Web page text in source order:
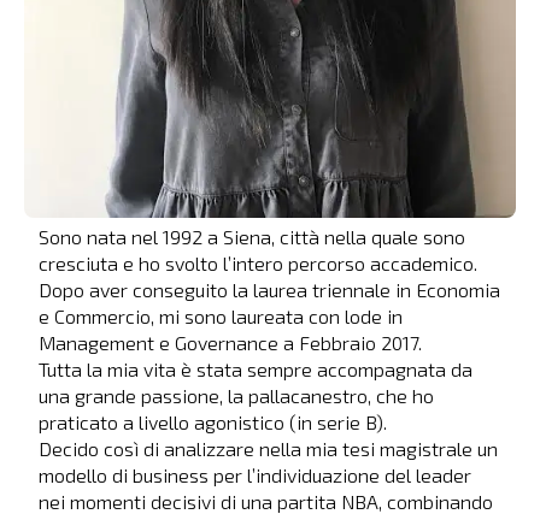
Sono nata nel 1992 a Siena, città nella quale sono
cresciuta e ho svolto l’intero percorso accademico.
Dopo aver conseguito la laurea triennale in Economia
e Commercio, mi sono laureata con lode in
Management e Governance a Febbraio 2017.
Tutta la mia vita è stata sempre accompagnata da
una grande passione, la pallacanestro, che ho
praticato a livello agonistico (in serie B).
Decido così di analizzare nella mia tesi magistrale un
modello di business per l’individuazione del leader
nei momenti decisivi di una partita NBA, combinando